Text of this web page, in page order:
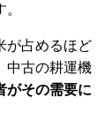
が占めるほど
中古の耕運機
がその需要に